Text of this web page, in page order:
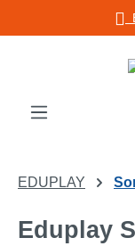
Zum Hauptinhalt
EDUPLAY
Eduplay